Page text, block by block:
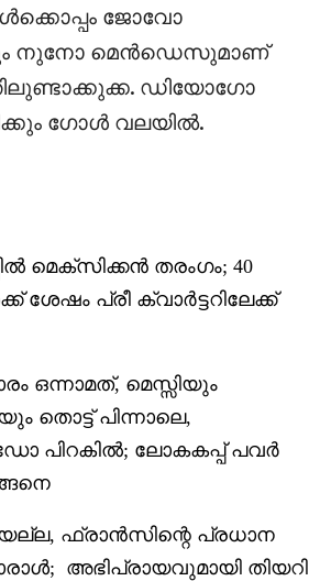
ജോവോ
നുനോ മെൻഡെസുമാണ്
ഡിയോഗോ
ഗോൾ വലയിൽ.
മെക്സിക്കൻ തരംഗം; 40
ശേഷം പ്രീ ക്വാർട്ടറിലേക്ക്
ഒന്നാമത്, മെസ്സിയും
തൊട്ട് പിന്നാലെ,
പിറകിൽ; ലോകകപ്പ് പവർ
ഫ്രാൻസിന്റെ പ്രധാന
അഭിപ്രായവുമായി തിയറി